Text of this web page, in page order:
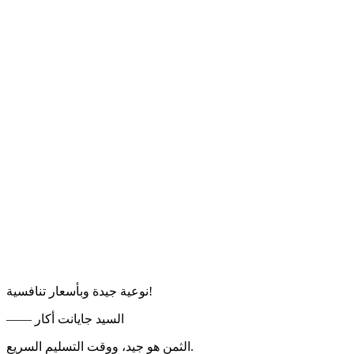
نوعية جيدة وبأسعار تنافسية!
—— السيد جايانت أكار
الثمن هو جيد، ووقت التسليم السريع.